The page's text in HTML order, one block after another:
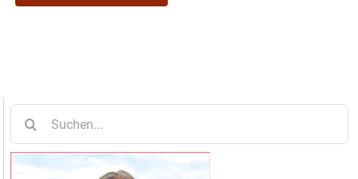
nach: